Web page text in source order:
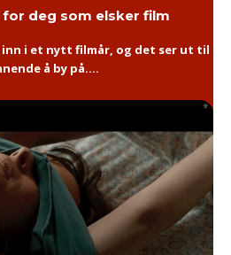
deg som elsker film
inn i et nytt filmår, og det ser ut til
å by på....